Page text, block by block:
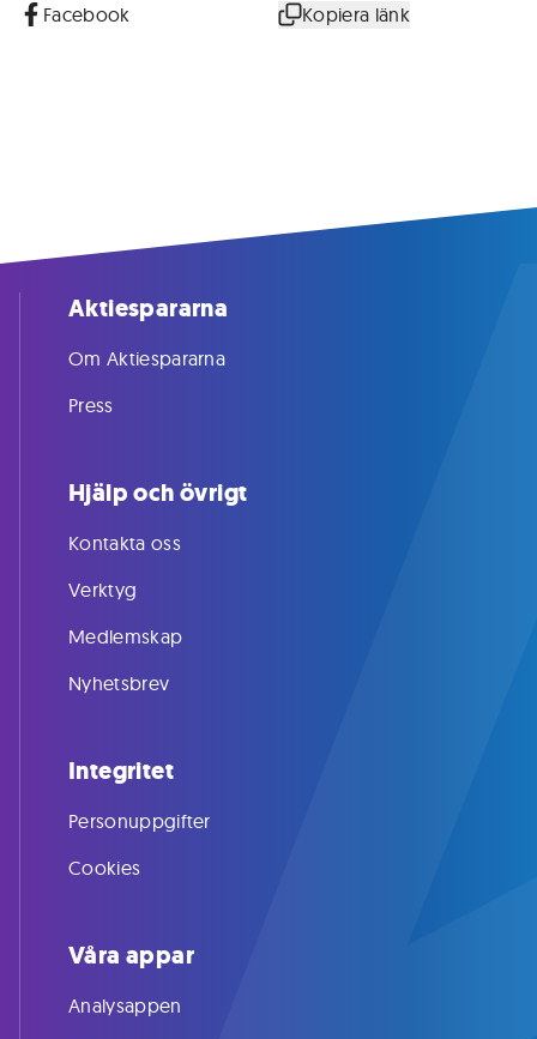
Facebook Kopiera länk
Aktiespararna
Om Aktiespararna
Press
Hjälp och övrigt
Kontakta oss
Verktyg
Medlemskap
Nyhetsbrev
Integritet
Personuppgifter
Cookies
Våra appar
Analysappen